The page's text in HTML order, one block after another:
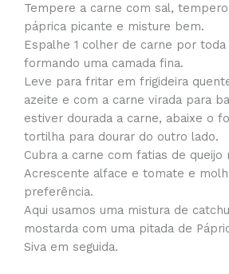
Tempere a carne com sal,
páprica picante e misture bem.
Espalhe 1 colher de carne por
formando uma camada fina.
Leve para fritar em frigideira
azeite e com a carne virada para
estiver dourada a carne, abaixe o
tortilha para dourar do outro lado.
Cubra a carne com fatias de queijo
Acrescente alface e tomate e
preferência.
Aqui usamos uma mistura de
mostarda com uma pitada de
Siva em seguida.